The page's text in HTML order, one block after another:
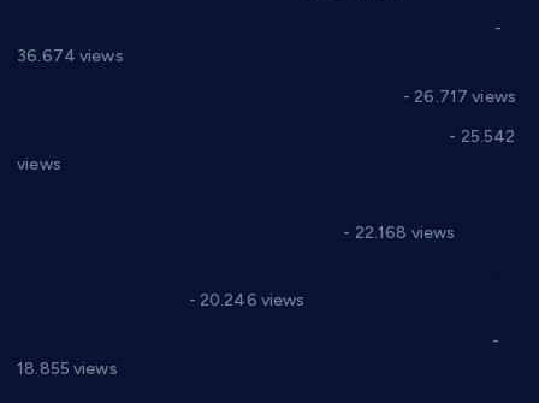
-
36.674 views
- 26.717 views
- 25.542
views
- 22.168 views
- 20.246 views
-
18.855 views